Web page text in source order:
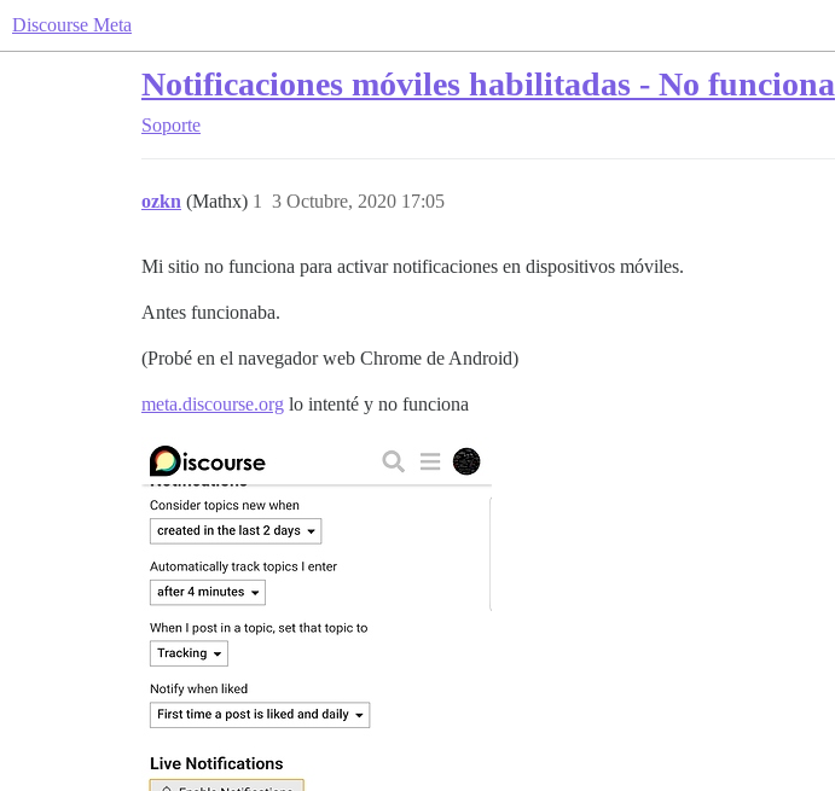
Discourse Meta
Notificaciones móviles habilitadas - No funciona
Soporte
ozkn (Mathx) 3 Octubre, 2020 17:05
1
Mi sitio no funciona para activar notificaciones en dispositivos móviles.
Antes funcionaba.
(Probé en el navegador web Chrome de Android)
meta.discourse.org lo intenté y no funciona